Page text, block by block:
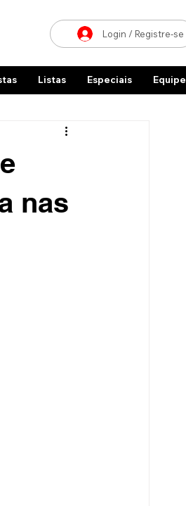
Login / Registre-se
Listas Especiais Equipe
nas